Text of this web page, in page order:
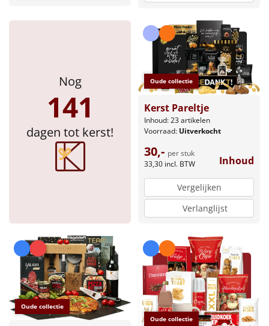
Nog
141
dagen tot kerst!
Oude collectie
Kerst Pareltje
Inhoud: 23 artikelen
Voorraad: Uitverkocht
30,- per stuk
33,30 incl. BTW Inhoud
Vergelijken
Verlanglijst
Oude collectie
Oude collectie